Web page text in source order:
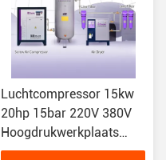
Luchtcompressor 15kw
20hp 15bar 220V 380V
Hoogdrukwerkplaats
Elektrisch Rotary